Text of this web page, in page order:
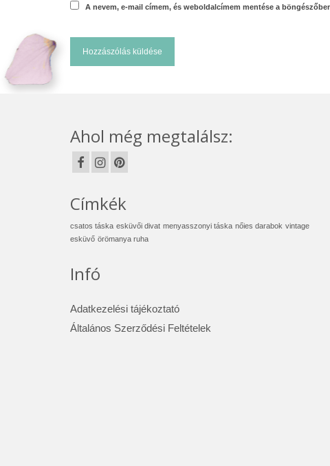
A nevem, e-mail címem, és weboldalcímem mentése a
Ahol még megtalálsz:
Címkék
csatos táska esküvői divat menyasszonyi táska nőies darabok vintage
esküvő örömanya ruha
Infó
Adatkezelési tájékoztató
Általános Szerződési Feltételek